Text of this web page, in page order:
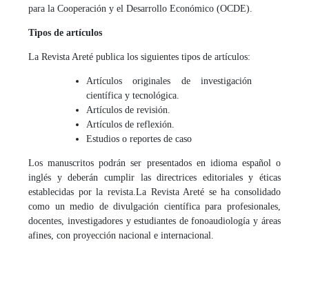
para la Cooperación y el Desarrollo Económico (OCDE).
Tipos de artículos
La Revista Areté publica los siguientes tipos de artículos:
Artículos originales de investigación
científica y tecnológica.
Artículos de revisión.
Artículos de reflexión.
Estudios o reportes de caso
Los manuscritos podrán ser presentados en idioma español o
inglés y deberán cumplir las directrices editoriales y éticas
establecidas por la revista. La Revista Areté se ha consolidado
como un medio de divulgación científica para profesionales,
docentes, investigadores y estudiantes de fonoaudiología y áreas
afines, con proyección nacional e internacional.